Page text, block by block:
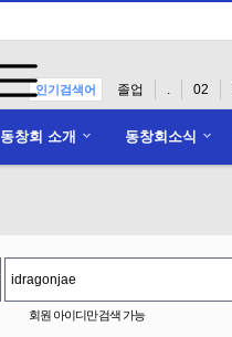
인기검색어 졸업 . 02
동창회 소개 동창회소식
회원 아이디만 검색 가능